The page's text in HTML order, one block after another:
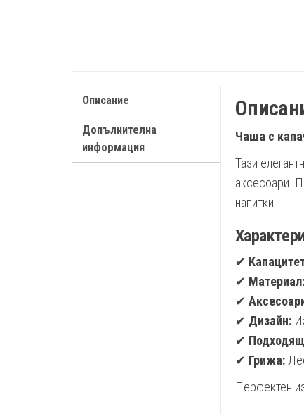
Описание
Допълнителна
информация
Чаша с
Тази
аксесоари.
напитки.
✔
✔ Материал:
✔
✔ Дизайн:
✔
✔ Грижа:
Перфектен